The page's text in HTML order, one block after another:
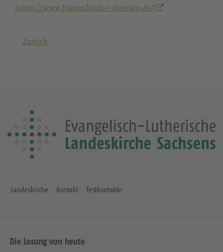
https://www.frauenkirche-dresden.de/
Zurück
Landeskirche Kontakt Testkontakte
Die Losung von heute